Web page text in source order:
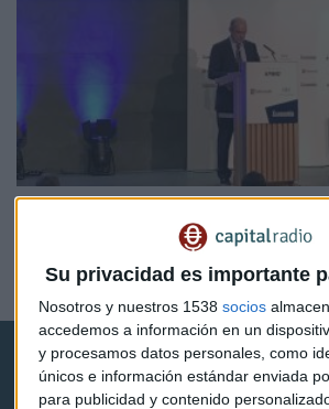
Su privacidad es importante
Nosotros y nuestros 1538 socios
accedemos a información en un
y procesamos datos personales, como
únicos e información estándar enviada
para publicidad y contenido
EMPRESAS
Todos a una: las recetas del BCE y el
Raquel Rero